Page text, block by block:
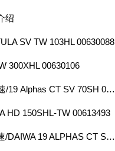
绍
SV TW 103HL 00630088
300XHL 00630106
19阿尔法CS SV右手7速/19 Alphas CT SV 70SH 00614117
HD 150SHL-TW 00613493
19阿尔法CT SV左手6速/DAIWA 19 ALPHAS CT SV 70HL 00614116